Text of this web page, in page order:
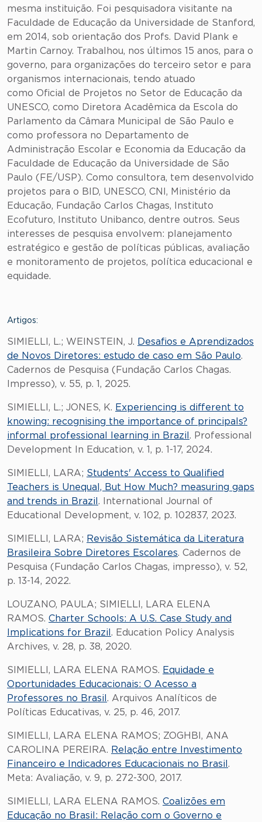
mesma instituição. Foi pesquisadora visitante na
Faculdade de Educação da Universidade de Stanford,
em 2014, sob orientação dos Profs. David Plank e
Martin Carnoy. Trabalhou, nos últimos 15 anos, para o
governo, para organizações do terceiro setor e para
organismos internacionais, tendo atuado
como Oficial de Projetos no Setor de Educação da
UNESCO, como Diretora Acadêmica da Escola do
Parlamento da Câmara Municipal de São Paulo e
como professora no Departamento de
Administração Escolar e Economia da Educação da
Faculdade de Educação da Universidade de São
Paulo (FE/USP). Como consultora, tem desenvolvido
projetos para o BID, UNESCO, CNI, Ministério da
Educação, Fundação Carlos Chagas, Instituto
Ecofuturo, Instituto Unibanco, dentre outros. Seus
interesses de pesquisa envolvem: planejamento
estratégico e gestão de políticas públicas, avaliação
e monitoramento de projetos, política educacional e
equidade.
Artigos:
SIMIELLI, L.; WEINSTEIN, J. Desafios e Aprendizados
de Novos Diretores: estudo de caso em São Paulo.
Cadernos de Pesquisa (Fundação Carlos Chagas.
Impresso), v. 55, p. 1, 2025.
SIMIELLI, L.; JONES, K. Experiencing is different to
knowing: recognising the importance of principals?
informal professional learning in Brazil . Professional
Development In Education, v. 1, p. 1-17, 2024.
SIMIELLI, LARA; Students' Access to Qualified
Teachers is Unequal, But How Much? measuring gaps
and trends in Brazil . International Journal of
Educational Development, v. 102, p. 102837, 2023.
SIMIELLI, LARA; Revisão Sistemática da Literatura
Brasileira Sobre Diretores Escolares. Cadernos de
Pesquisa (Fundação Carlos Chagas, impresso), v. 52,
p. 13-14, 2022.
LOUZANO, PAULA; SIMIELLI, LARA ELENA
RAMOS. Charter Schools: A U.S. Case Study and
Implications for Brazil . Education Policy Analysis
Archives, v. 28, p. 38, 2020.
SIMIELLI, LARA ELENA RAMOS. Equidade e
Oportunidades Educacionais: O Acesso a
Professores no Brasil . Arquivos Analíticos de
Políticas Educativas, v. 25, p. 46, 2017.
SIMIELLI, LARA ELENA RAMOS; ZOGHBI, ANA
CAROLINA PEREIRA. Relação entre Investimento
Financeiro e Indicadores Educacionais no Brasil .
Meta: Avaliação, v. 9, p. 272-300, 2017.
SIMIELLI, LARA ELENA RAMOS. Coalizões em
Educação no Brasil: Relação com o Governo e